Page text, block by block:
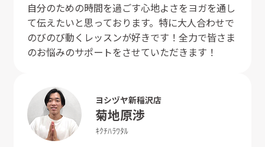
自分のための時間を過ごす心地よさをヨガを通し
て伝えたいと思っております。特に大人合わせで
のびのび動くレッスンが好きです！全力で皆さま
のお悩みのサポートをさせていただきます！
ヨシヅヤ新稲沢店
菊地原渉
ｷｸﾁﾊﾗﾜﾀﾙ